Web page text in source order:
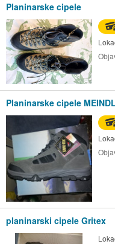
Planinarske cipele
Planinarske cipele
planinarski cipele Gritex